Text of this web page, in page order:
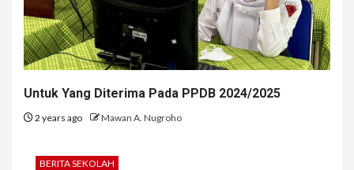
Untuk Yang Diterima Pada PPDB 2024/2025
2 years ago Mawan A. Nugroho
BERITA SEKOLAH